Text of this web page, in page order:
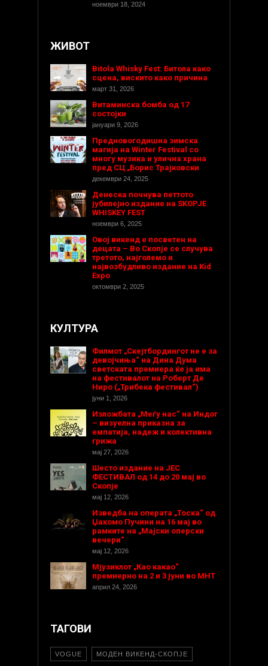
ноември 18, 2024
ЖИВОТ
Bitola Whisky Fest: Битола како
сцена, вискито како причина
март 31, 2026
Витаминска бомба од 17
состојки
јануари 9, 2026
Предновогодишнa зимска
магија на Winter Festival со
многу музика и улична храна
пред СЦ „Борис Трајковски
декември 24, 2025
Денеска почнува петтото
јубилејно издание на SKOPJE
WHISKEY FEST
ноември 6, 2025
Овој викенд е посветен на
децата – Во Скопје се случува
третото, најголемо и
највозбудливо издание на Kid
Expo
октомври 2, 2025
КУЛТУРА
Филмот „Скејтбордингот не е за
девојчиња“ на Дина Дума
светската премиера ќе ја има
на фестивалот на Роберт Де
Ниро („Трибека фестивал“)
јуни 1, 2026
Изложбата „Меѓу нас“ на Индог
– визуелна приказна за
емпатија, надеж и колективна
грижа
мај 27, 2026
Шесто издание на ЈЕС
ФЕСТИВАЛ од 14 до 20 мај во
Скопје
мај 12, 2026
Изведба на операта „Тоска“ од
Џакомо Пучини на 16 мај во
рамките на „Мајски оперски
вечери“
мај 12, 2026
Мјузиклот „Као какао“
премиерно на 2 и 3 јуни во МНТ
април 24, 2026
ТАГОВИ
VOGUE МОДЕН ВИКЕНД-СКОПЈЕ